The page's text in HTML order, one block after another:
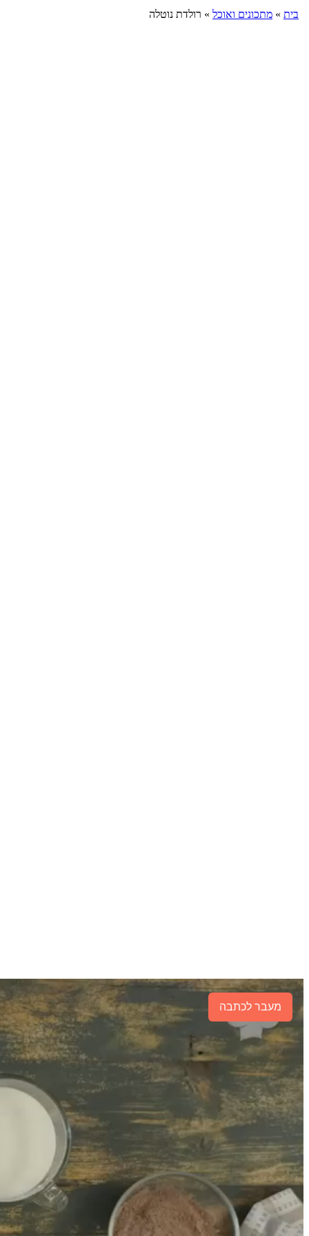
בית » מתכונים ואוכל » רולדת נוטלה
מעבר לכתבה